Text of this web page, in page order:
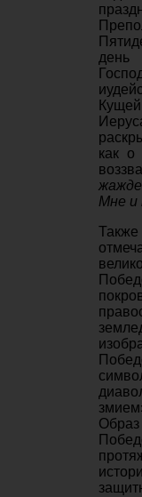
день
как о
Мне и